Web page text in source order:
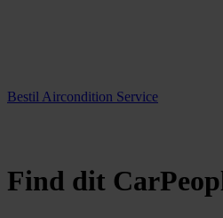
Bestil Aircondition Service
Find dit